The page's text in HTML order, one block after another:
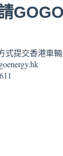
式提交香港車